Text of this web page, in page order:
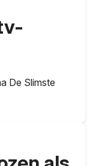
De Slimste